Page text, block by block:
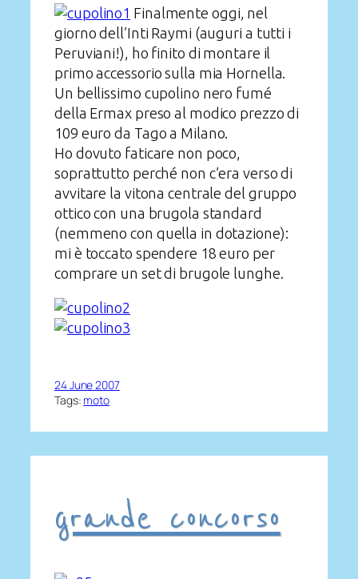
Finalmente oggi, nel
giorno dell’Inti Raymi (auguri a tutti i
Peruviani!), ho finito di montare il
primo accessorio sulla mia Hornella.
Un bellissimo cupolino nero fumé
della Ermax preso al modico prezzo di
109 euro da Tago a Milano.
Ho dovuto faticare non poco,
soprattutto perché non c’era verso di
avvitare la vitona centrale del gruppo
ottico con una brugola standard
(nemmeno con quella in dotazione):
mi è toccato spendere 18 euro per
comprare un set di brugole lunghe.
24 June 2007
Tags: moto
grande concorso